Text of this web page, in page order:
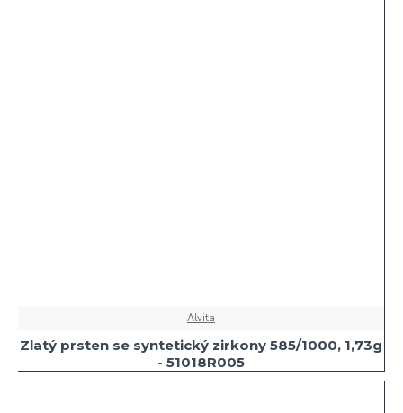
Alvita
Zlatý prsten se syntetický zirkony 585/1000, 1,73g
- 51018R005